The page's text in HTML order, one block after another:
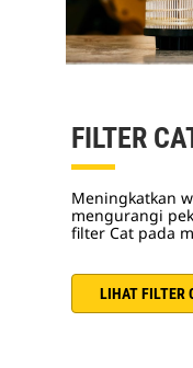
FILTER
Meningkatkan
mengurangi
filter Cat pada
LIHAT FILTER